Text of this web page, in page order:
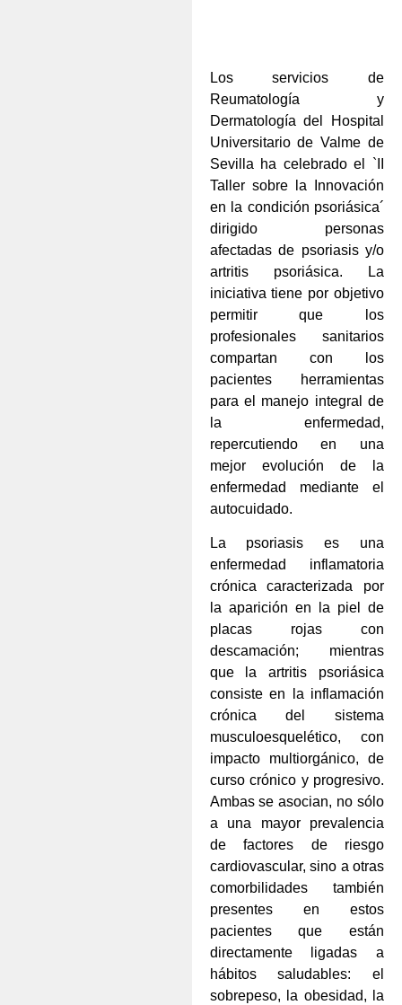
Los servicios de
Reumatología y
Dermatología del Hospital
Universitario de Valme de
Sevilla ha celebrado el `II
Taller sobre la Innovación
en la condición psoriásica´
dirigido personas
afectadas de psoriasis y/o
artritis psoriásica. La
iniciativa tiene por objetivo
permitir que los
profesionales sanitarios
compartan con los
pacientes herramientas
para el manejo integral de
la enfermedad,
repercutiendo en una
mejor evolución de la
enfermedad mediante el
autocuidado.
La psoriasis es una
enfermedad inflamatoria
crónica caracterizada por
la aparición en la piel de
placas rojas con
descamación; mientras
que la artritis psoriásica
consiste en la inflamación
crónica del sistema
musculoesquelético, con
impacto multiorgánico, de
curso crónico y progresivo.
Ambas se asocian, no sólo
a una mayor prevalencia
de factores de riesgo
cardiovascular, sino a otras
comorbilidades también
presentes en estos
pacientes que están
directamente ligadas a
hábitos saludables: el
sobrepeso, la obesidad, la